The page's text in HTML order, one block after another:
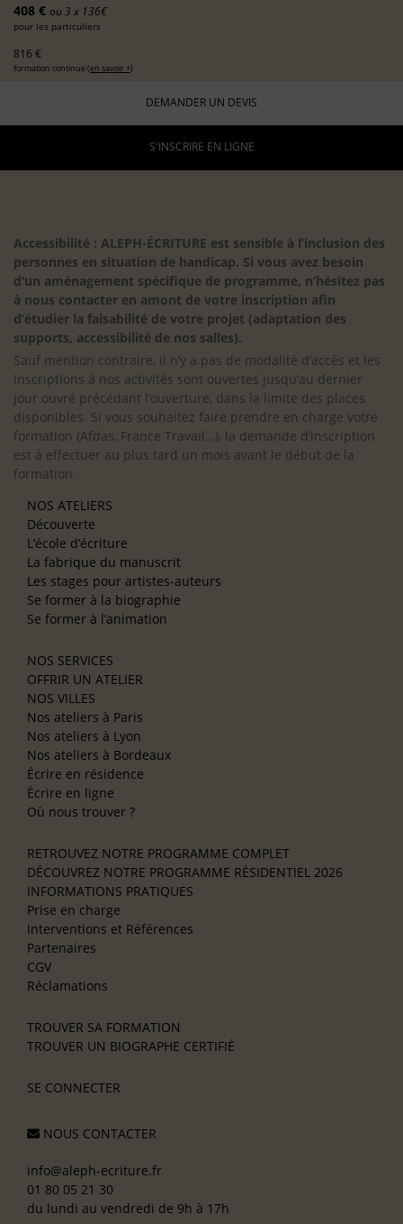
408 € ou 3 x 136€
pour les particuliers
816 €
formation continue (en savoir +)
DEMANDER UN DEVIS
S'INSCRIRE EN LIGNE
Accessibilité : ALEPH-ÉCRITURE est sensible à l’inclusion des
personnes en situation de handicap. Si vous avez besoin
d’un aménagement spécifique de programme, n’hésitez pas
à nous contacter en amont de votre inscription afin
d’étudier la faisabilité de votre projet (adaptation des
supports, accessibilité de nos salles).
Sauf mention contraire, il n’y a pas de modalité d’accès et les
inscriptions à nos activités sont ouvertes jusqu’au dernier
jour ouvré précédant l’ouverture, dans la limite des places
disponibles. Si vous souhaitez faire prendre en charge votre
formation (Afdas, France Travail…), la demande d’inscription
est à effectuer au plus tard un mois avant le début de la
formation.
NOS ATELIERS
Découverte
L’école d’écriture
La fabrique du manuscrit
Les stages pour artistes-auteurs
Se former à la biographie
Se former à l’animation
NOS SERVICES
OFFRIR UN ATELIER
NOS VILLES
Nos ateliers à Paris
Nos ateliers à Lyon
Nos ateliers à Bordeaux
Écrire en résidence
Écrire en ligne
Où nous trouver ?
RETROUVEZ NOTRE PROGRAMME COMPLET
DÉCOUVREZ NOTRE PROGRAMME RÉSIDENTIEL 2026
INFORMATIONS PRATIQUES
Prise en charge
Interventions et Références
Partenaires
CGV
Réclamations
TROUVER SA FORMATION
TROUVER UN BIOGRAPHE CERTIFIÉ
SE CONNECTER
NOUS CONTACTER
info@aleph-ecriture.fr
01 80 05 21 30
du lundi au vendredi de 9h à 17h